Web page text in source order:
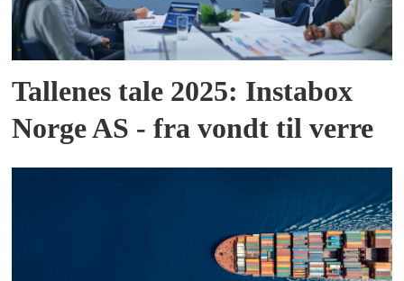
Tallenes tale 2025: Instabox
Norge AS - fra vondt til verre